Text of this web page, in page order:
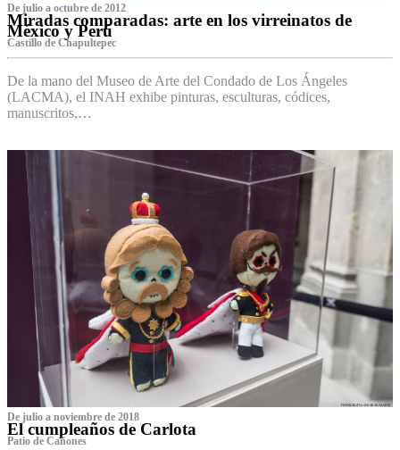
De julio a octubre de 2012
Miradas comparadas: arte en los virreinatos de
México y Perú
Castillo de Chapultepec
De la mano del Museo de Arte del Condado de Los Ángeles
(LACMA), el INAH exhibe pinturas, esculturas, códices,
manuscritos,…
De julio a noviembre de 2018
El cumpleaños de Carlota
Patio de Cañones